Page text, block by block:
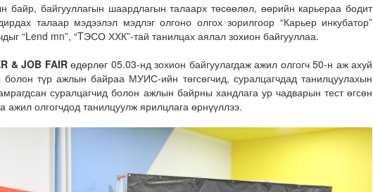
байр, байгууллагын шаардлагын талаарх төсөөлөл, өөрийн карьераа бодит
талаар мэдээлэл мэдлэг олгоно олгох зорилгоор “Карьер инкубатор”
“Lend mn”, “TЭСО ХХК”-тай танилцах аялал зохион байгууллаа.
& JOB FAIRөдөрлөг 05.03-нд зохион байгуулагдаж ажил олгогч 50-н аж ахуй
болон түр ажлын байраа МУИС-ийн төгсөгчид, суралцагчдад танилцуулахын
суралцагчид болон ажлын байрны хандлага ур чадварын тест өгсөн
ажил олгогчдод танилцуулж ярилцлага өрнүүллээ.